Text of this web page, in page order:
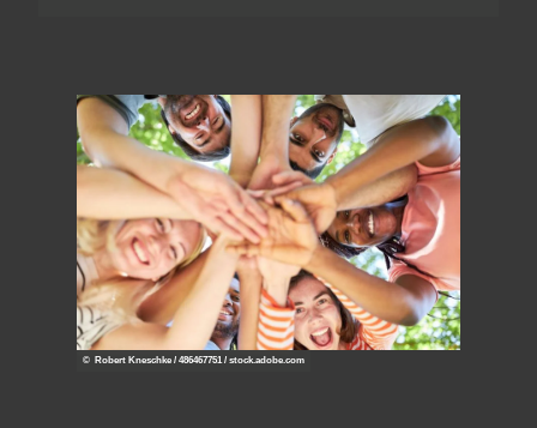
© Robert Kneschke / 486467751 / stock.adobe.com